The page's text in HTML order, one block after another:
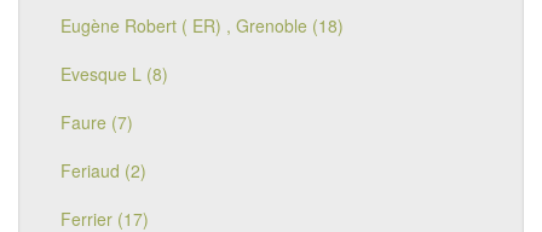
Eugène Robert ( ER) , Grenoble (18)
Evesque L (8)
Faure (7)
Feriaud (2)
Ferrier (17)